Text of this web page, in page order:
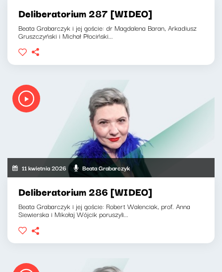
Deliberatorium 287 [WIDEO]
Beata Grabarczyk i jej goście: dr Magdalena Baran, Arkadiusz
Gruszczyński i Michał Płociński...
11 kwietnia 2026 Beata Grabarczyk
Deliberatorium 286 [WIDEO]
Beata Grabarczyk i jej goście: Robert Walenciak, prof. Anna
Siewierska i Mikołaj Wójcik poruszyli...